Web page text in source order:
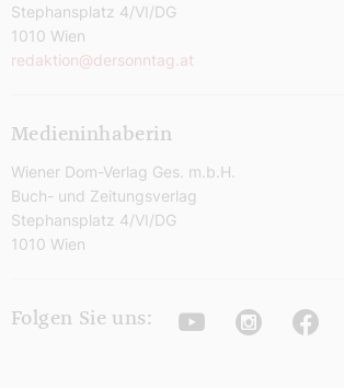
Stephansplatz 4/VI/DG
1010 Wien
redaktion@dersonntag.at
Medieninhaberin
Wiener Dom-Verlag Ges. m.b.H.
Buch- und Zeitungsverlag
Stephansplatz 4/VI/DG
1010 Wien
Folgen Sie uns: Youtube